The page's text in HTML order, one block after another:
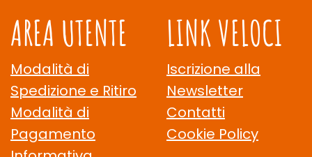
AREA UTENTE
Modalità di
Spedizione e Ritiro
Modalità di
Pagamento
LINK VELOCI
Iscrizione alla
Newsletter
Contatti
Cookie Policy